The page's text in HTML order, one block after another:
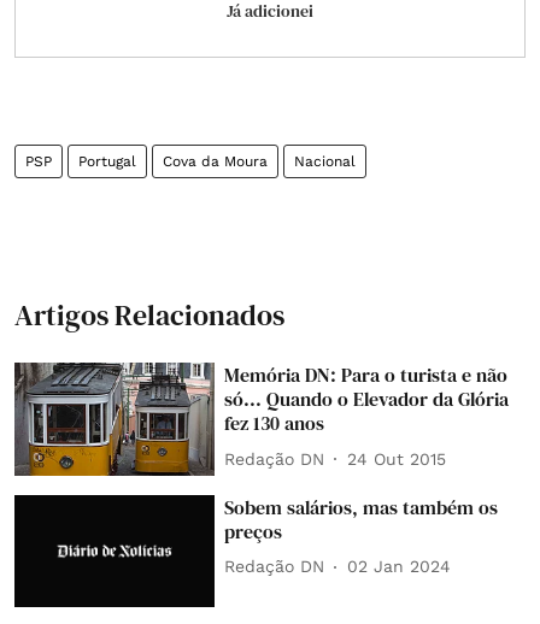
Já adicionei
PSP Portugal Cova da Moura Nacional
Artigos Relacionados
Memória DN: Para o turista e não
só... Quando o Elevador da Glória
fez 130 anos
Redação DN 24 Out 2015
Sobem salários, mas também os
preços
Redação DN 02 Jan 2024